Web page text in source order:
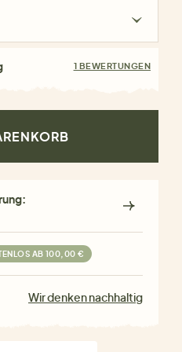
1 BEWERTUNGEN
AB 100,00 €
Wir denken nachhaltig